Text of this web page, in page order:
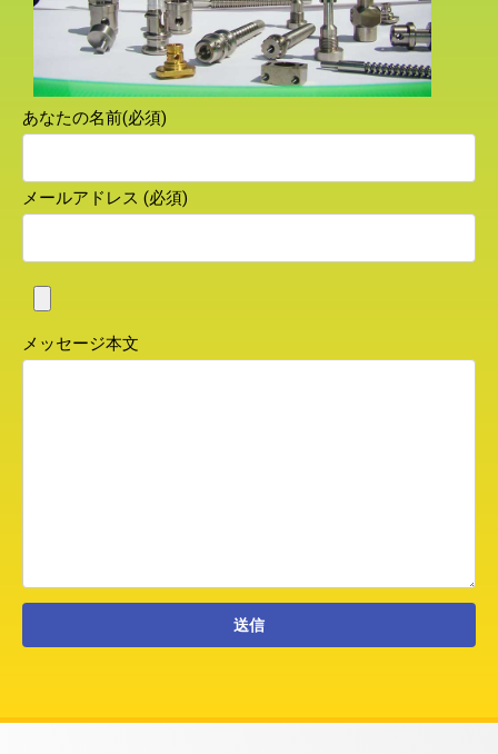
あなたの名前(必須)
メールアドレス (必須)
メッセージ本文